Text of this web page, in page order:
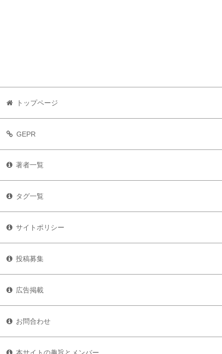
トップページ
GEPR
著者一覧
タグ一覧
サイトポリシー
投稿募集
広告掲載
お問合わせ
本サイトの趣旨とメンバー